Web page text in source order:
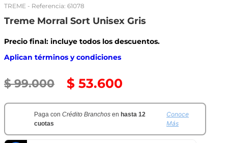
TREME - Referencia: 61078
Treme Morral Sort Unisex Gris
Precio final: incluye todos los descuentos.
Aplican términos y condiciones
$ 99.000 $ 53.600
Paga con Crédito Branchos en hasta 12
cuotas
Conoce
Más